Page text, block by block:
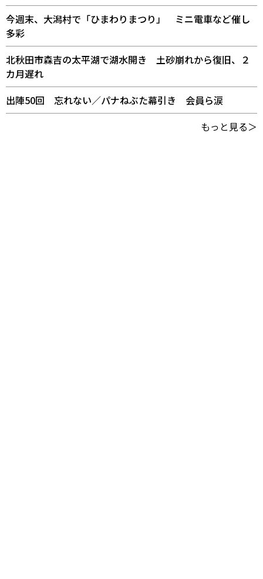
今週末、大潟村で「ひまわりまつり」 ミニ電車など催し
多彩
北秋田市森吉の太平湖で湖水開き 土砂崩れから復旧、２
カ月遅れ
出陣50回 忘れない／パナねぶた幕引き 会員ら涙
もっと見る＞